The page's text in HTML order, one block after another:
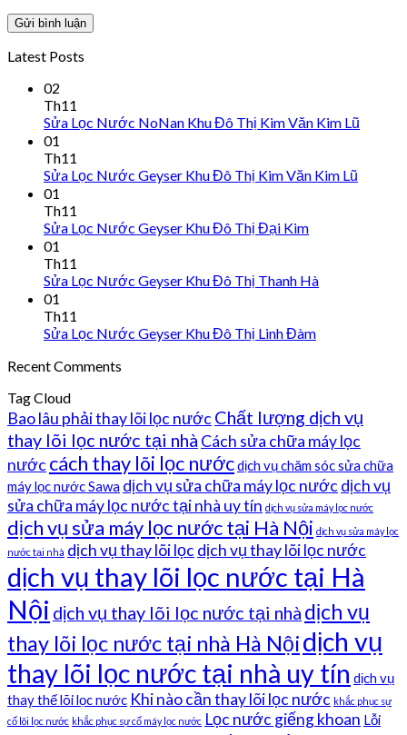
Latest Posts
02
Th11
Sửa Lọc Nước NoNan Khu Đô Thị Kim Văn Kim Lũ
01
Th11
Sửa Lọc Nước Geyser Khu Đô Thị Kim Văn Kim Lũ
01
Th11
Sửa Lọc Nước Geyser Khu Đô Thị Đại Kim
01
Th11
Sửa Lọc Nước Geyser Khu Đô Thị Thanh Hà
01
Th11
Sửa Lọc Nước Geyser Khu Đô Thị Linh Đàm
Recent Comments
Tag Cloud
Bao lâu phải thay lõi lọc nước Chất lượng dịch vụ
thay lõi lọc nước tại nhà Cách sửa chữa máy lọc
nước cách thay lõi lọc nướcdịch vụ chăm sóc sửa chữa
máy lọc nước Sawa dịch vụ sửa chữa máy lọc nước dịch vụ
sửa chữa máy lọc nước tại nhà uy tín dịch vụ sửa máy lọc nước
dịch vụ sửa máy lọc nước tại Hà Nội dịch vụ sửa máy lọc
nước tại nhà dịch vụ thay lõi lọc dịch vụ thay lõi lọc nước
dịch vụ thay lõi lọc nước tại Hà
Nội dịch vụ thay lõi lọc nước tại nhà dịch vụ
thay lõi lọc nước tại nhà Hà Nộidịch vụ
thay lõi lọc nước tại nhà uy tín dịch vụ
thay thế lõi lọc nước Khi nào cần thay lõi lọc nước khắc phục sự
cố lõi lọc nước khắc phục sự cố máy lọc nước Lọc nước giếng khoan Lỗi